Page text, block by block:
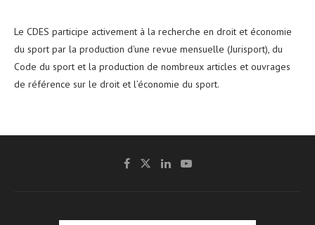
Le CDES participe activement à la recherche en droit et économie
du sport par la production d'une revue mensuelle (Jurisport), du
Code du sport et la production de nombreux articles et ouvrages
de référence sur le droit et l’économie du sport.